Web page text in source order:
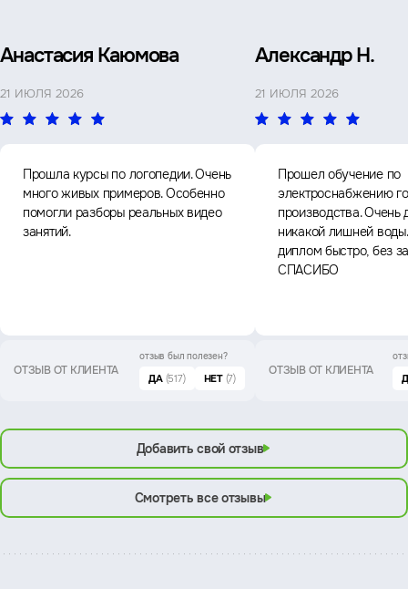
Анастасия Каюмова
21 ИЮЛЯ 2026
Прошла курсы по логопедии. Очень
много живых примеров. Особенно
помогли разборы реальных видео
занятий.
ОТЗЫВ ОТ КЛИЕНТА
отзыв был полезен?
ДА (517) НЕТ (7)
Александр Н.
21 ИЮЛЯ 2026
Прошел обучение по
электроснабжению
производства. Очень
никакой лишней
диплом быстро, без
СПАСИБО
ОТЗЫВ ОТ КЛИЕНТА
Добавить свой отзыв
Смотреть все отзывы